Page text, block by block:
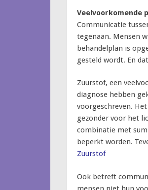
Veelvoorkomende
Communicatie
tegenaan. Mensen
behandelplan is
gesteld wordt. En
Zuurstof, een
diagnose hebben
voorgeschreven.
gezonder voor het
combinatie met
beperkt worden.
Zuurstof
Ook betreft